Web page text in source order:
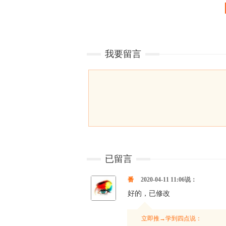
我要留言
已留言
番 2020-04-11 11:06说：
好的，已修改
立即推→学到四点说：